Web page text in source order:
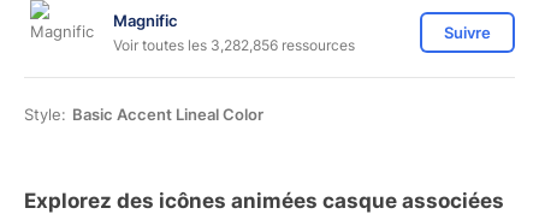
Magnific
Voir toutes les 3,282,856 ressources
Suivre
Style: Basic Accent Lineal Color
Explorez des icônes animées casque associées